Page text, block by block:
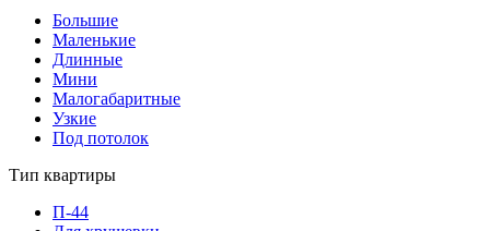
Большие
Маленькие
Длинные
Мини
Малогабаритные
Узкие
Под потолок
Тип квартиры
П-44